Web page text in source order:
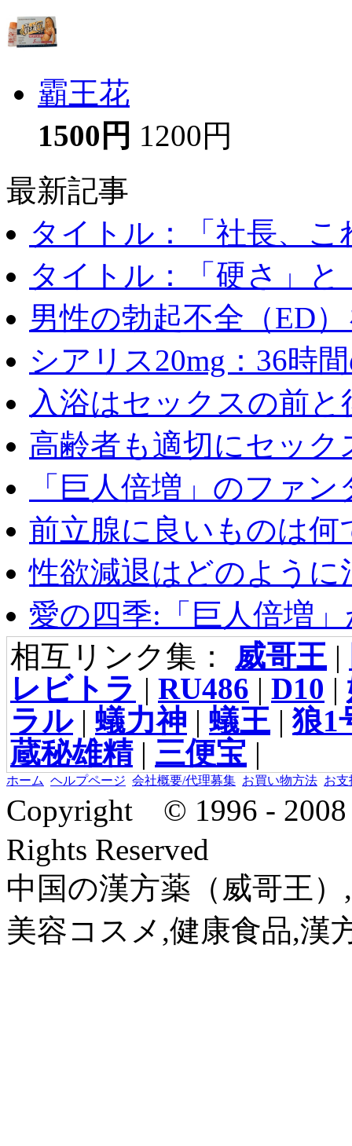
霸王花
1500円 1200円
最新記事
タイトル：「社長、こ
タイトル：「硬さ」と
男性の勃起不全（ED
シアリス20mg：36時
入浴はセックスの前
高齢者も適切にセック
「巨人倍増」のファ
前立腺に良いものは何
性欲減退はどのように
愛の四季:「巨人倍増
相互リンク集： 威哥王 |
レビトラ | RU486 | D10 |
ラル| 蟻力神 | 蟻王 |狼1
蔵秘雄精| 三便宝 |
ホーム ヘルプページ 会社概要/代理募集 お買い物方法 お支
Copyright © 1996 -
Rights Reserved
中国の漢方薬（威哥王
美容コスメ,健康食品,漢